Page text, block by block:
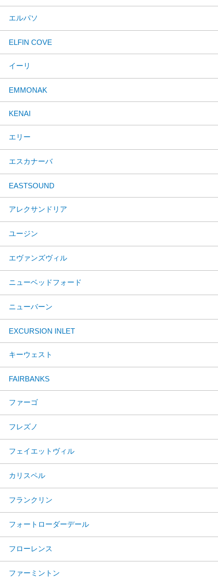
エルパソ
ELFIN COVE
イーリ
EMMONAK
KENAI
エリー
エスカナーバ
EASTSOUND
アレクサンドリア
ユージン
エヴァンズヴィル
ニューベッドフォード
ニューバーン
EXCURSION INLET
キーウェスト
FAIRBANKS
ファーゴ
フレズノ
フェイエットヴィル
カリスペル
フランクリン
フォートローダーデール
フローレンス
ファーミントン